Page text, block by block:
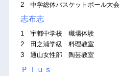
2 中学総体バスケットボール大会
志布志
1 宇都中学校 職場体験
2 田之浦学級 料理教室
3 通山女性部 陶芸教室
Ｐｌｕｓ